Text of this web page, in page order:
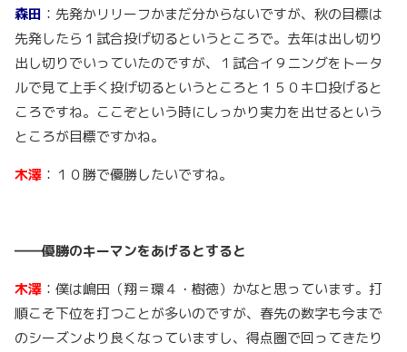
森田 ：先発かリリーフかまだ分からないですが、秋の目標は
先発したら１試合投げ切るというところで。去年は出し切り
出し切りでいっていたのですが、１試合イ９ニングをトータ
ルで見て上手く投げ切るというところと１５０キロ投げると
ころですね。ここぞという時にしっかり実力を出せるという
ところが目標ですかね。
木澤 ：１０勝で優勝したいですね。
――優勝のキーマンをあげるとすると
木澤 ：僕は嶋田（翔＝環４・樹徳）かなと思っています。打
順こそ下位を打つことが多いのですが、春先の数字も今まで
のシーズンより良くなっていますし、得点圏で回ってきたり